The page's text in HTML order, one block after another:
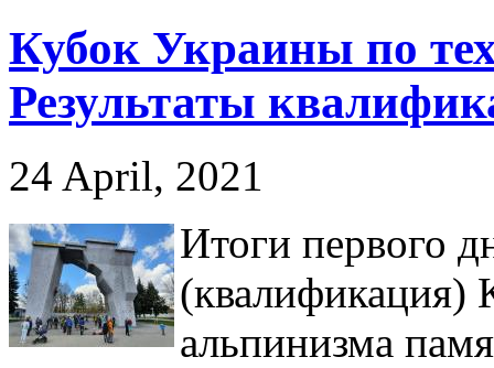
Кубок Украины по
Результаты
24 April, 2021
Итоги первого
(квалификация)
альпинизма